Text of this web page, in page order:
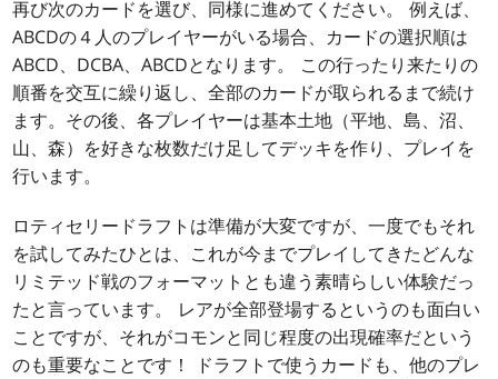
再び次のカードを選び、同様に進めてください。 例えば、
ABCDの４人のプレイヤーがいる場合、カードの選択順は
ABCD、DCBA、ABCDとなります。 この行ったり来たりの
順番を交互に繰り返し、全部のカードが取られるまで続け
ます。その後、各プレイヤーは基本土地（平地、島、沼、
山、森）を好きな枚数だけ足してデッキを作り、プレイを
行います。
ロティセリードラフトは準備が大変ですが、一度でもそれ
を試してみたひとは、これが今までプレイしてきたどんな
リミテッド戦のフォーマットとも違う素晴らしい体験だっ
たと言っています。 レアが全部登場するというのも面白い
ことですが、それがコモンと同じ程度の出現確率だという
のも重要なことです！ ドラフトで使うカードも、他のプレ